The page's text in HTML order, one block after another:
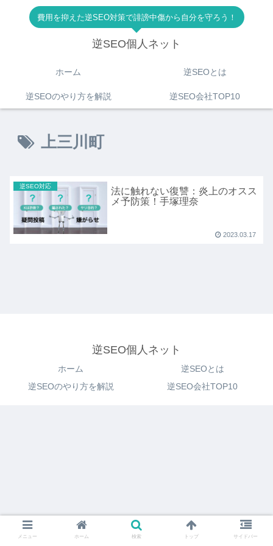
費用を抑えた逆SEO対策で誹謗中傷から自分を守ろう！
逆SEO個人ネット
ホーム 逆SEOとは
逆SEOのやり方を解説 逆SEO会社TOP10
上三川町
逆SEO対応
法に触れない復讐：炎上のオスス
メ予防策！手塚理奈
2023.03.17
逆SEO個人ネット
ホーム
逆SEOとは
逆SEOのやり方を解説
逆SEO会社TOP10
メニュー ホーム 検索 トップ サイドバー